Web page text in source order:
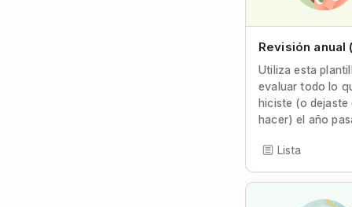
Revisión anual
Utiliza esta
evaluar todo lo
hiciste (o dejaste
hacer) el año
Lista